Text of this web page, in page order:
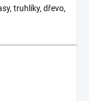
truhlíky, dřevo,